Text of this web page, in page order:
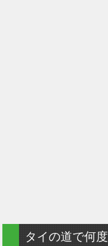
タイの道で何